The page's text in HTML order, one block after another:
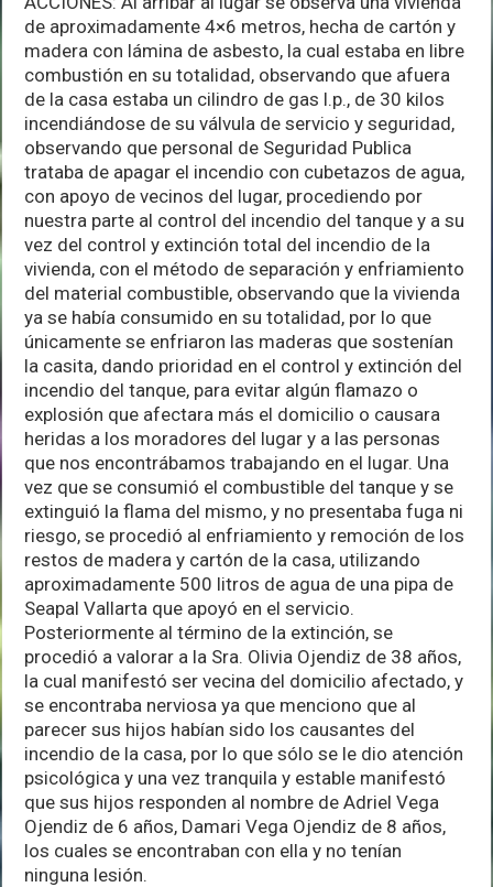
de aproximadamente 4×6 metros, hecha de cartón y
madera con lámina de asbesto, la cual estaba en libre
combustión en su totalidad, observando que afuera
de la casa estaba un cilindro de gas l.p., de 30 kilos
incendiándose de su válvula de servicio y seguridad,
observando que personal de Seguridad Publica
trataba de apagar el incendio con cubetazos de agua,
con apoyo de vecinos del lugar, procediendo por
nuestra parte al control del incendio del tanque y a su
vez del control y extinción total del incendio de la
vivienda, con el método de separación y enfriamiento
del material combustible, observando que la vivienda
ya se había consumido en su totalidad, por lo que
únicamente se enfriaron las maderas que sostenían
la casita, dando prioridad en el control y extinción del
incendio del tanque, para evitar algún flamazo o
explosión que afectara más el domicilio o causara
heridas a los moradores del lugar y a las personas
que nos encontrábamos trabajando en el lugar. Una
vez que se consumió el combustible del tanque y se
extinguió la flama del mismo, y no presentaba fuga ni
riesgo, se procedió al enfriamiento y remoción de los
restos de madera y cartón de la casa, utilizando
aproximadamente 500 litros de agua de una pipa de
Seapal Vallarta que apoyó en el servicio.
Posteriormente al término de la extinción, se
procedió a valorar a la Sra. Olivia Ojendiz de 38 años,
la cual manifestó ser vecina del domicilio afectado, y
se encontraba nerviosa ya que menciono que al
parecer sus hijos habían sido los causantes del
incendio de la casa, por lo que sólo se le dio atención
psicológica y una vez tranquila y estable manifestó
que sus hijos responden al nombre de Adriel Vega
Ojendiz de 6 años, Damari Vega Ojendiz de 8 años,
los cuales se encontraban con ella y no tenían
ninguna lesión.